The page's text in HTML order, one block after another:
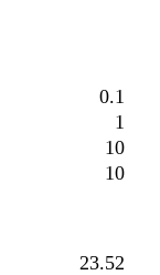
0.1
1
10
10
23.52